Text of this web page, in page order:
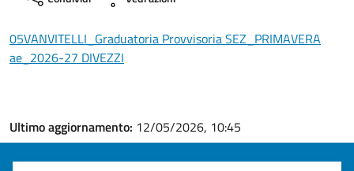
05VANVITELLI_Graduatoria Provvisoria SEZ_PRIMAVERA
ae_2026-27 DIVEZZI
Ultimo aggiornamento: 12/05/2026, 10:45